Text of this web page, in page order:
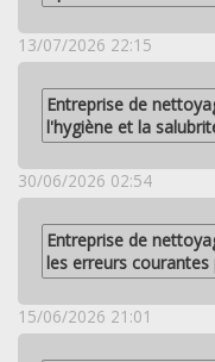
13/07/2026 22:15
Entreprise de
l'hygiène et la
30/06/2026 02:54
Entreprise de
les erreurs
15/06/2026 21:01